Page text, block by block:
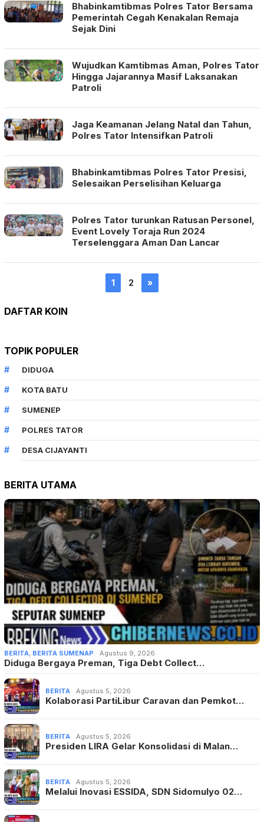
Bhabinkamtibmas Polres Tator Bersama
Pemerintah Cegah Kenakalan Remaja
Sejak Dini
Wujudkan Kamtibmas Aman, Polres Tator
Hingga Jajarannya Masif Laksanakan
Patroli
Jaga Keamanan Jelang Natal dan Tahun,
Polres Tator Intensifkan Patroli
Bhabinkamtibmas Polres Tator Presisi,
Selesaikan Perselisihan Keluarga
Polres Tator turunkan Ratusan Personel,
Event Lovely Toraja Run 2024
Terselenggara Aman Dan Lancar
1 2 »
DAFTAR KOIN
TOPIK POPULER
DIDUGA
KOTA BATU
SUMENEP
POLRES TATOR
DESA CIJAYANTI
BERITA UTAMA
BERITA, BERITA SUMENAP Agustus 9, 2026
Diduga Bergaya Preman, Tiga Debt Collect…
BERITA Agustus 5, 2026
Kolaborasi PartiLibur Caravan dan Pemkot…
BERITA Agustus 5, 2026
Presiden LIRA Gelar Konsolidasi di Malan…
BERITA Agustus 5, 2026
Melalui Inovasi ESSIDA, SDN Sidomulyo 02…